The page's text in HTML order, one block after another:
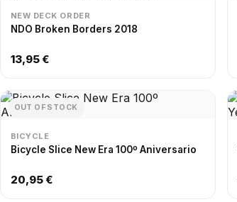
NEW DECK ORDER
NDO Broken Borders 2018
13,95 €
OUT OF STOCK
BICYCLE
Bicycle Slice New Era 100º Aniversario
20,95 €